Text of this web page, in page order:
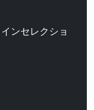
ンセレクショ